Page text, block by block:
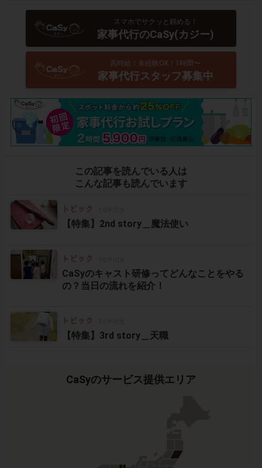
スマホでサクッと頼める！
家事代行のCaSy(カジー)
高時給！未経験OK！1時間〜
家事代行スタッフ募集中
この記事を読んでいる人は
こんな記事も読んでいます
【特集】2nd story＿魔法使い
CaSyのキャスト研修ってどんなことをやる
の？当日の流れを紹介！
【特集】3rd story＿天職
CaSyのサービス提供エリア